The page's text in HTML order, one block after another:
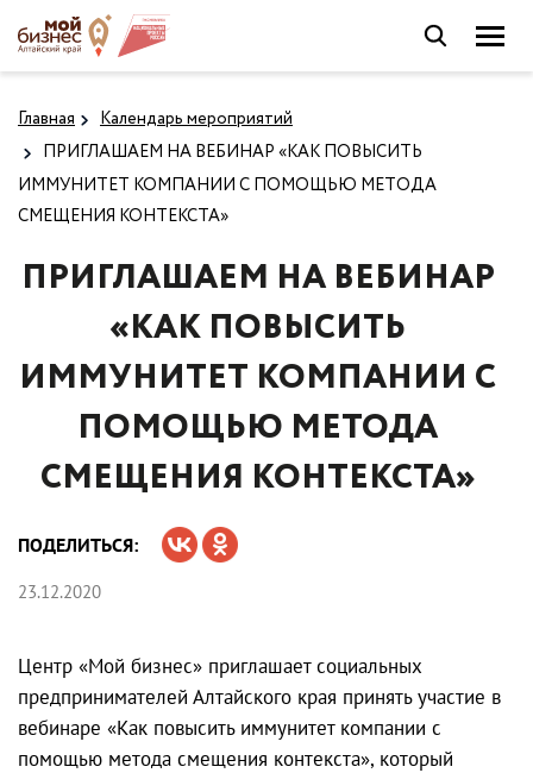
Главная
Календарь мероприятий
ПРИГЛАШАЕМ НА ВЕБИНАР «КАК ПОВЫСИТЬ
ИММУНИТЕТ КОМПАНИИ С ПОМОЩЬЮ МЕТОДА
СМЕЩЕНИЯ КОНТЕКСТА»
ПРИГЛАШАЕМ НА ВЕБИНАР
«КАК ПОВЫСИТЬ
ИММУНИТЕТ КОМПАНИИ С
ПОМОЩЬЮ МЕТОДА
СМЕЩЕНИЯ КОНТЕКСТА»
ПОДЕЛИТЬСЯ:
23.12.2020
Центр «Мой бизнес» приглашает социальных
предпринимателей Алтайского края принять участие в
вебинаре «Как повысить иммунитет компании с
помощью метода смещения контекста», который